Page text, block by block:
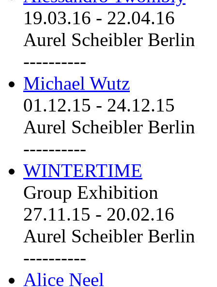
19.03.16 - 22.04.16
Aurel Scheibler Berlin
----------
Michael Wutz
01.12.15 - 24.12.15
Aurel Scheibler Berlin
----------
WINTERTIME
Group Exhibition
27.11.15 - 20.02.16
Aurel Scheibler Berlin
----------
Alice Neel